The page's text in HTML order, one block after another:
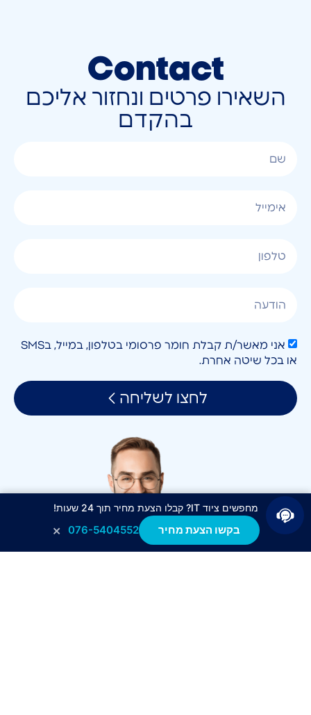
Contact
השאירו פרטים ונחזור אליכם
בהקדם
אני מאשר/ת קבלת חומר פרסומי בטלפון, במייל, בSMS
או בכל שיטה אחרת.
לחצו לשליחה
מחפשים ציוד IT? קבלו הצעת מחיר תוך 24 שעות!
בקשו הצעת מחיר 076-5404552
×